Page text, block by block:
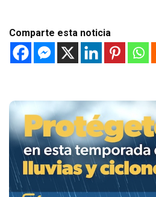
Comparte esta noticia